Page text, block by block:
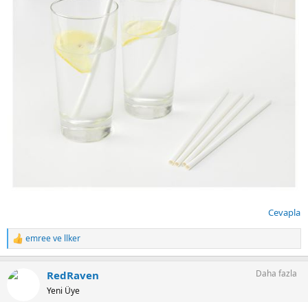
Cevapla
T
e
k
emreeve llker
RedRaven
Yeni Üye
Daha fazla